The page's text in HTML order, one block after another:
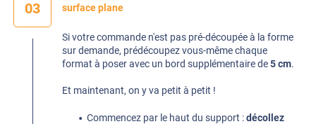
03
surface plane
Si votre commande n'est pas pré-découpée à la forme
sur demande, prédécoupez vous-même chaque
format à poser avec un bord supplémentaire de5 cm.
Et maintenant, on y va petit à petit !
Commencez par le haut du support :décollez